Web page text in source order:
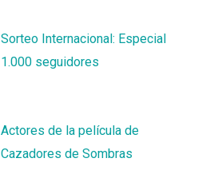
Sorteo Internacional: Especial
1.000 seguidores
Actores de la película de
Cazadores de Sombras